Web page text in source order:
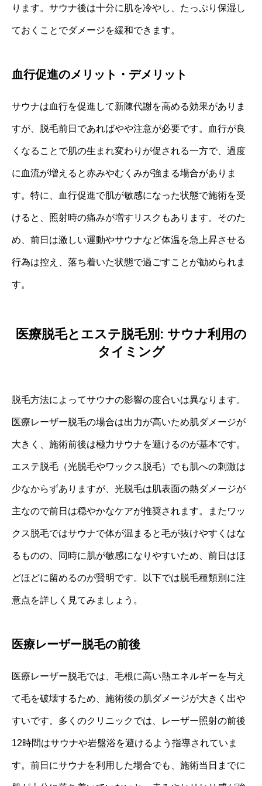
ります。サウナ後は十分に肌を冷やし、たっぷり保湿し
ておくことでダメージを緩和できます。
血行促進のメリット・デメリット
サウナは血行を促進して新陳代謝を高める効果がありま
すが、脱毛前日であればやや注意が必要です。血行が良
くなることで肌の生まれ変わりが促される一方で、過度
に血流が増えると赤みやむくみが強まる場合がありま
す。特に、血行促進で肌が敏感になった状態で施術を受
けると、照射時の痛みが増すリスクもあります。そのた
め、前日は激しい運動やサウナなど体温を急上昇させる
行為は控え、落ち着いた状態で過ごすことが勧められま
す。
医療脱毛とエステ脱毛別: サウナ利用の
タイミング
脱毛方法によってサウナの影響の度合いは異なります。
医療レーザー脱毛の場合は出力が高いため肌ダメージが
大きく、施術前後は極力サウナを避けるのが基本です。
エステ脱毛（光脱毛やワックス脱毛）でも肌への刺激は
少なからずありますが、光脱毛は肌表面の熱ダメージが
主なので前日は穏やかなケアが推奨されます。またワッ
クス脱毛ではサウナで体が温まると毛が抜けやすくはな
るものの、同時に肌が敏感になりやすいため、前日はほ
どほどに留めるのが賢明です。以下では脱毛種類別に注
意点を詳しく見てみましょう。
医療レーザー脱毛の前後
医療レーザー脱毛では、毛根に高い熱エネルギーを与え
て毛を破壊するため、施術後の肌ダメージが大きく出や
すいです。多くのクリニックでは、レーザー照射の前後
12時間はサウナや岩盤浴を避けるよう指導されていま
す。前日にサウナを利用した場合でも、施術当日までに